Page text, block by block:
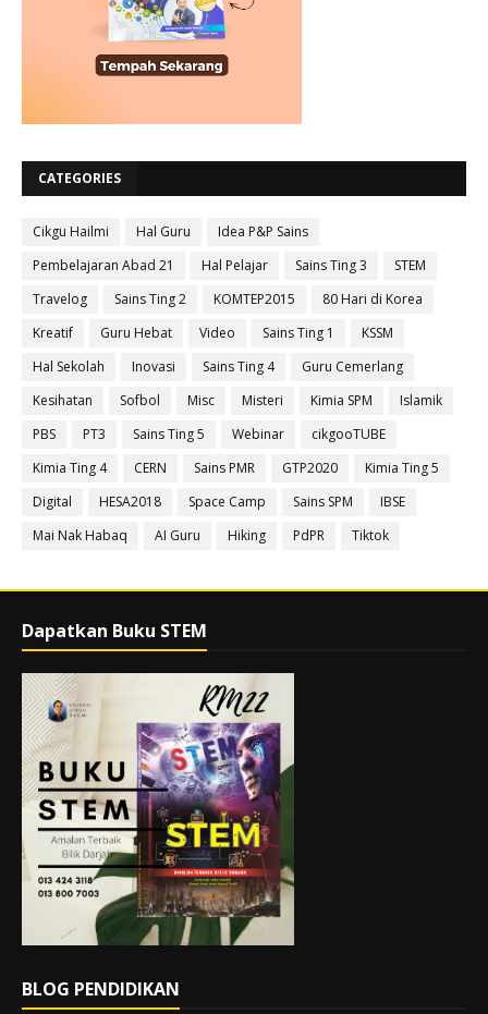
CATEGORIES
Cikgu Hailmi Hal Guru
Idea P&P Sains
Pembelajaran Abad 21
Hal Pelajar Sains Ting 3
STEM
Travelog
Sains Ting 2 KOMTEP2015
80 Hari di Korea
Kreatif
Guru Hebat Video Sains Ting 1
KSSM
Hal Sekolah
Inovasi Sains Ting 4
Guru Cemerlang
Kesihatan
Sofbol Misc Misteri Kimia SPM
Islamik
PBS
PT3 Sains Ting 5 Webinar
cikgooTUBE
Kimia Ting 4
CERN Sains PMR GTP2020
Kimia Ting 5
Digital
HESA2018 Space Camp Sains SPM
IBSE
Mai Nak Habaq
AI Guru Hiking PdPR Tiktok
Dapatkan Buku STEM
BLOG PENDIDIKAN